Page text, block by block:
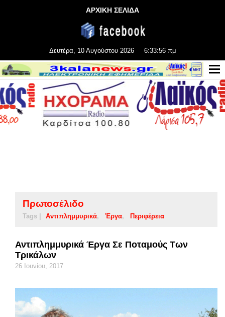
ΑΡΧΙΚΗ ΣΕΛΙΔΑ
Δευτέρα, 10 Αυγούστου 2026 6:33:57 πμ
Πρωτοσέλιδο
Tags | Αντιπλημμυρικά Έργα Περιφέρεια
Αντιπλημμυρικά Έργα Σε Ποταμούς Των
Τρικάλων
26 Ιουνίου, 2017